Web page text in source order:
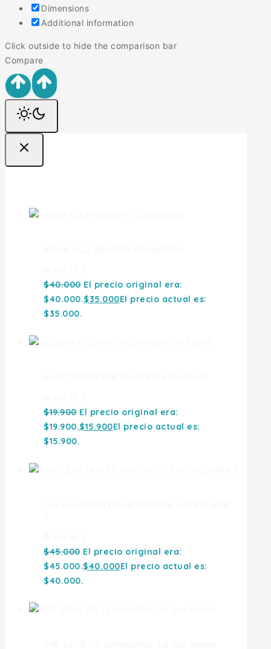
Dimensions
Additional information
Click outside to hide the comparison bar
Compare
$40.000 El precio original era:
$40.000.$35.000El precio actual es:
$35.000.
$19.900 El precio original era:
$19.900.$15.900El precio actual es:
$15.900.
$45.000 El precio original era:
$45.000.$40.000El precio actual es:
$40.000.